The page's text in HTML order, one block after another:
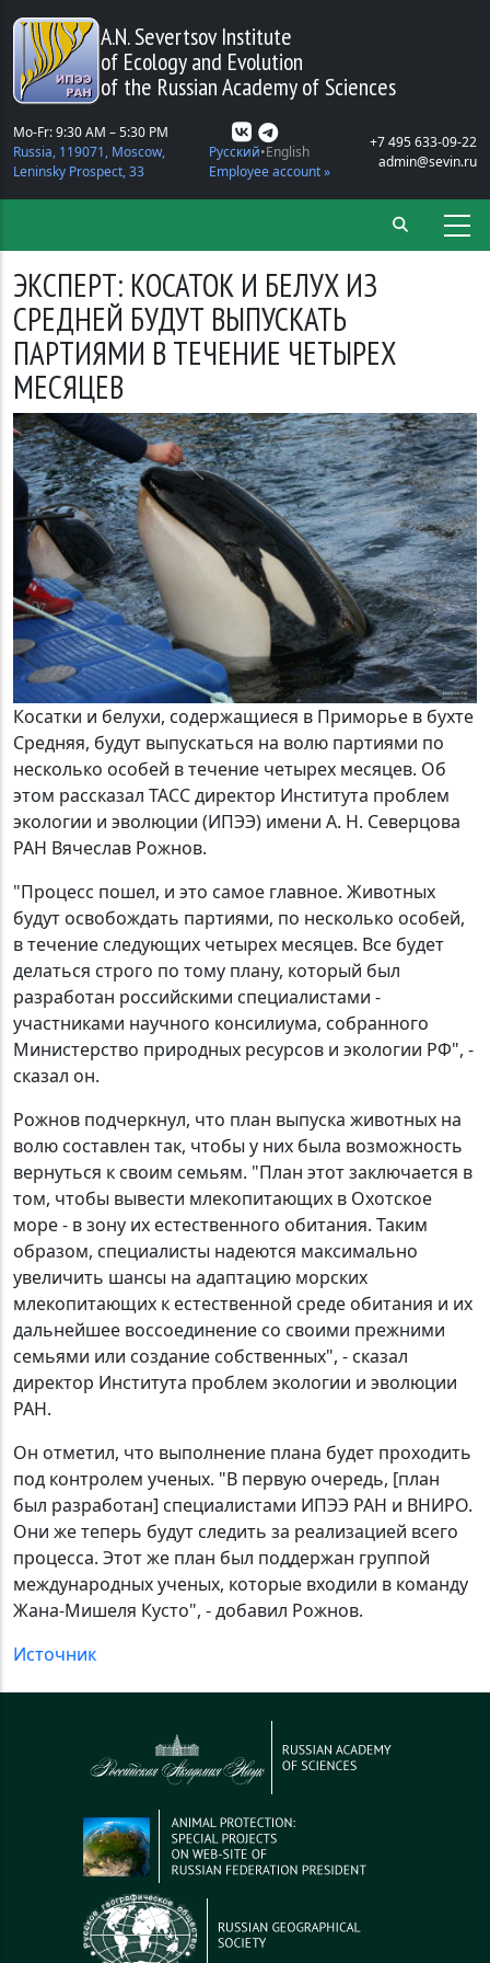
Skip to main content
A.N. Severtsov Institute
of Ecology and Evolution
of the Russian Academy of Sciences
Mo-Fr: 9:30 AM – 5:30 PM
Russia, 119071, Moscow,
Leninsky Prospect, 33
Русский English
Employee account »
+7 495 633-09-22
admin@sevin.ru
ЭКСПЕРТ: КОСАТОК И БЕЛУХ ИЗ
СРЕДНЕЙ БУДУТ ВЫПУСКАТЬ
ПАРТИЯМИ В ТЕЧЕНИЕ ЧЕТЫРЕХ
МЕСЯЦЕВ
Косатки и белухи, содержащиеся в Приморье в бухте
Средняя, будут выпускаться на волю партиями по
несколько особей в течение четырех месяцев. Об
этом рассказал ТАСС директор Института проблем
экологии и эволюции (ИПЭЭ) имени А. Н. Северцова
РАН Вячеслав Рожнов.
"Процесс пошел, и это самое главное. Животных
будут освобождать партиями, по несколько особей,
в течение следующих четырех месяцев. Все будет
делаться строго по тому плану, который был
разработан российскими специалистами -
участниками научного консилиума, собранного
Министерство природных ресурсов и экологии РФ", -
сказал он.
Рожнов подчеркнул, что план выпуска животных на
волю составлен так, чтобы у них была возможность
вернуться к своим семьям. "План этот заключается в
том, чтобы вывести млекопитающих в Охотское
море - в зону их естественного обитания. Таким
образом, специалисты надеются максимально
увеличить шансы на адаптацию морских
млекопитающих к естественной среде обитания и их
дальнейшее воссоединение со своими прежними
семьями или создание собственных", - сказал
директор Института проблем экологии и эволюции
РАН.
Он отметил, что выполнение плана будет проходить
под контролем ученых. "В первую очередь, [план
был разработан] специалистами ИПЭЭ РАН и ВНИРО.
Они же теперь будут следить за реализацией всего
процесса. Этот же план был поддержан группой
международных ученых, которые входили в команду
Жана-Мишеля Кусто", - добавил Рожнов.
Источник